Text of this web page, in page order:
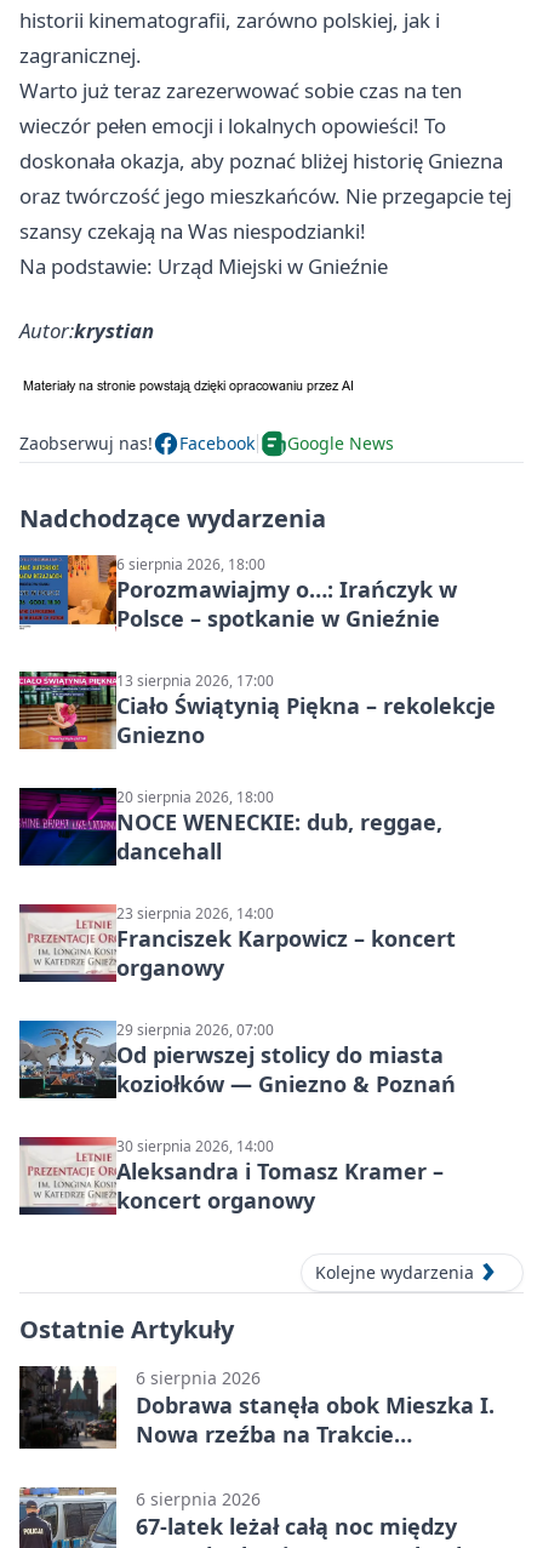
historii kinematografii, zarówno polskiej, jak i
zagranicznej.
Warto już teraz zarezerwować sobie czas na ten
wieczór pełen emocji i lokalnych opowieści! To
doskonała okazja, aby poznać bliżej historię Gniezna
oraz twórczość jego mieszkańców. Nie przegapcie tej
szansy czekają na Was niespodzianki!
Na podstawie: Urząd Miejski w Gnieźnie
Autor:krystian
Zaobserwuj nas! Facebook Google News
Nadchodzące wydarzenia
6 sierpnia 2026, 18:00
Porozmawiajmy o…: Irańczyk w
Polsce – spotkanie w Gnieźnie
13 sierpnia 2026, 17:00
Ciało Świątynią Piękna – rekolekcje
Gniezno
20 sierpnia 2026, 18:00
NOCE WENECKIE: dub, reggae,
dancehall
23 sierpnia 2026, 14:00
Franciszek Karpowicz – koncert
organowy
29 sierpnia 2026, 07:00
Od pierwszej stolicy do miasta
koziołków — Gniezno & Poznań
30 sierpnia 2026, 14:00
Aleksandra i Tomasz Kramer –
koncert organowy
Kolejne wydarzenia
Ostatnie Artykuły
6 sierpnia 2026
Dobrawa stanęła obok Mieszka I.
Nowa rzeźba na Trakcie
6 sierpnia 2026
67-latek leżał całą noc między